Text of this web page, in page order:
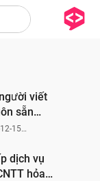
viết
sẵn
15
dịch vụ
hỏa